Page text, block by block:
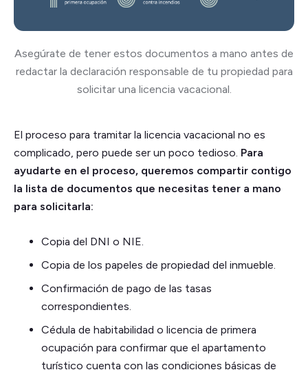
Asegúrate de tener estos documentos a mano antes de
redactar la declaración responsable de tu propiedad para
solicitar una licencia vacacional.
El proceso para tramitar la licencia vacacional no es
complicado, pero puede ser un poco tedioso. Para
ayudarte en el proceso, queremos compartir contigo
la lista de documentos que necesitas tener a mano
para solicitarla:
Copia del DNI o NIE.
Copia de los papeles de propiedad del inmueble.
Confirmación de pago de las tasas
correspondientes.
Cédula de habitabilidad o licencia de primera
ocupación para confirmar que el apartamento
turístico cuenta con las condiciones básicas de